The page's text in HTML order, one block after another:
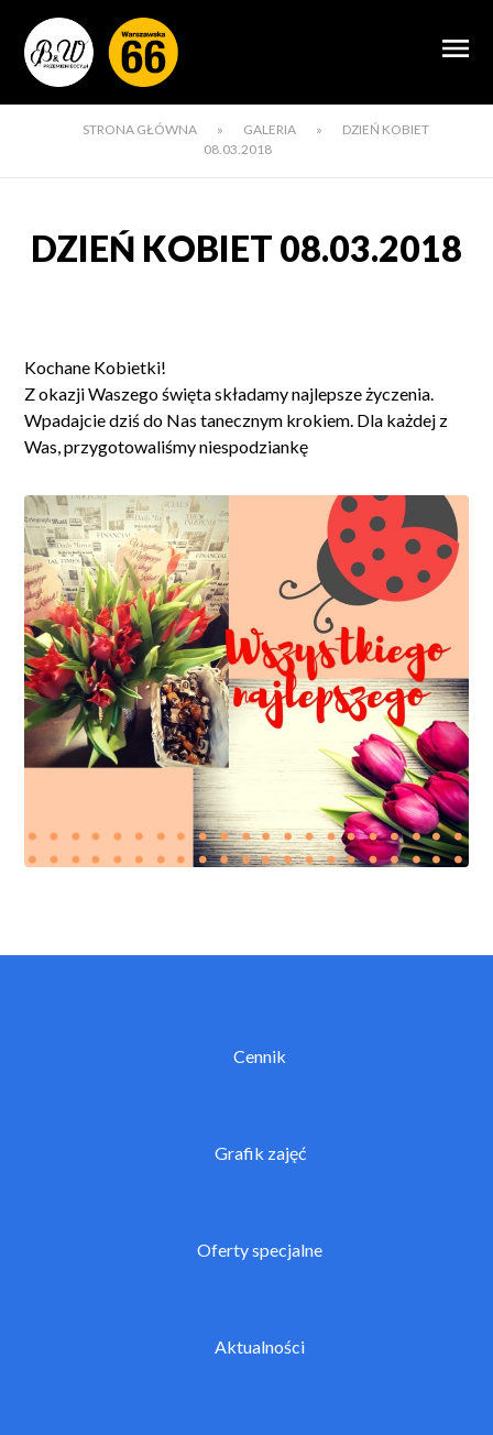
STRONA GŁÓWNA » GALERIA »
DZIEŃ KOBIET
08.03.2018
DZIEŃ KOBIET 08.03.2018
Kochane Kobietki!
Z okazji Waszego święta składamy najlepsze życzenia.
Wpadajcie dziś do Nas tanecznym krokiem. Dla każdej z
Was, przygotowaliśmy niespodziankę
Cennik
Grafik zajęć
Oferty specjalne
Aktualności